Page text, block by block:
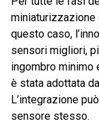
miniaturizzazione
questo caso,
sensori migliori,
ingombro minimo
è stata adottata
L’integrazione
sensore stesso.